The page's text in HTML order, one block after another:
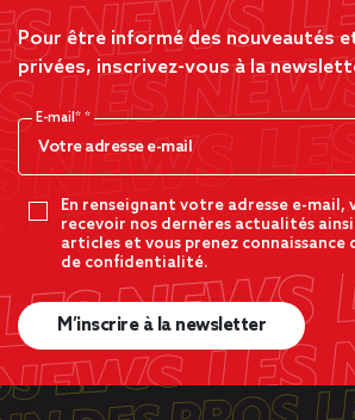
Pour être informé des nouveautés
privées, inscrivez-vous à la
E-mail*
En renseignant votre adresse e-mail,
recevoir nos dernères actualités
articles et vous prenez
de confidentialité.
M’inscrire à la newsletter